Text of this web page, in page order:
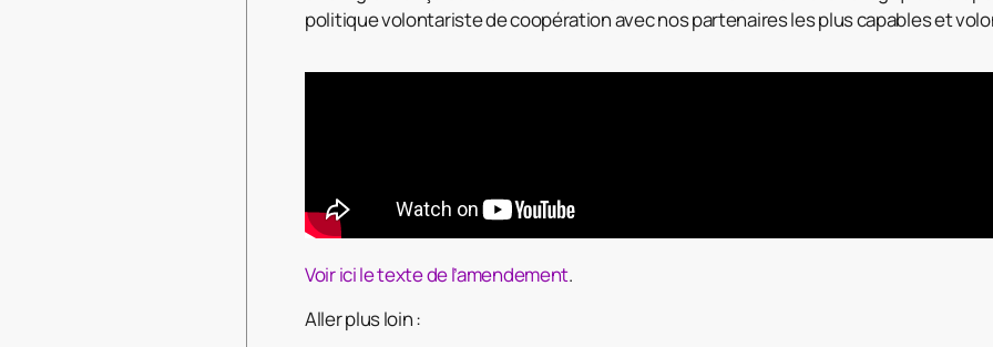
politique volontariste de coopération avec nos partenaires les plus capables et
Voir ici le texte de l’amendement.
Aller plus loin :